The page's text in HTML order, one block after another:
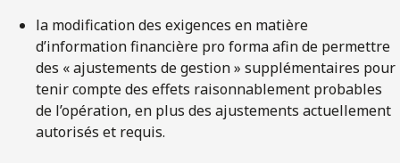
la modification des exigences en matière
d’information financière pro forma afin de permettre
des « ajustements de gestion » supplémentaires pour
tenir compte des effets raisonnablement probables
de l’opération, en plus des ajustements actuellement
autorisés et requis.